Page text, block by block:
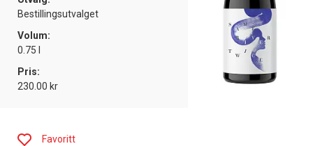
Bestillingsutvalget
Volum:
0.75 l
Pris:
230.00 kr
Favoritt